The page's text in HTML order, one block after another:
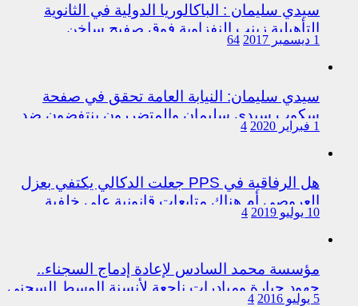
سيدي سليمان : الباكالوريا الدولية في الثانوية
التأهيلية زينب النفزاوية فوق صفيح ساخن
1 ديسمبر 2017 64
سيدي سليمان: النيابة العامة تحقق في صفحة
سكوب سيدي سليمان والمتضررون ينتفضون ضد
المتورطين من رجال الشرطة
1 فبراير 2020 4
هل الرفاقية في PPS جعلت الدكالي يكتفي بعزل
العروصي أم هناك متابعات قانونية على خلفية
اختلالات التسيير بمندوبية سيدي سليمان
10 يوليو 2019 4
مؤسسة محمد السادس لإعادة إدماج السجناء..
جهود جبارة ومبادرات ناجعة لأنسنة الوسط السجني
5 يوليو 2016 4